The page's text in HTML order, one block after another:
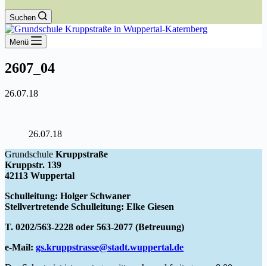
Suchen
Menü
2607_04
26.07.18
26.07.18
Grundschule Kruppstraße
Kruppstr. 139
42113 Wuppertal
Schulleitung: Holger Schwaner
Stellvertretende Schulleitung: Elke Giesen
T. 0202/563-2228 oder 563-2077 (Betreuung)
e-Mail: gs.kruppstrasse@stadt.wuppertal.de